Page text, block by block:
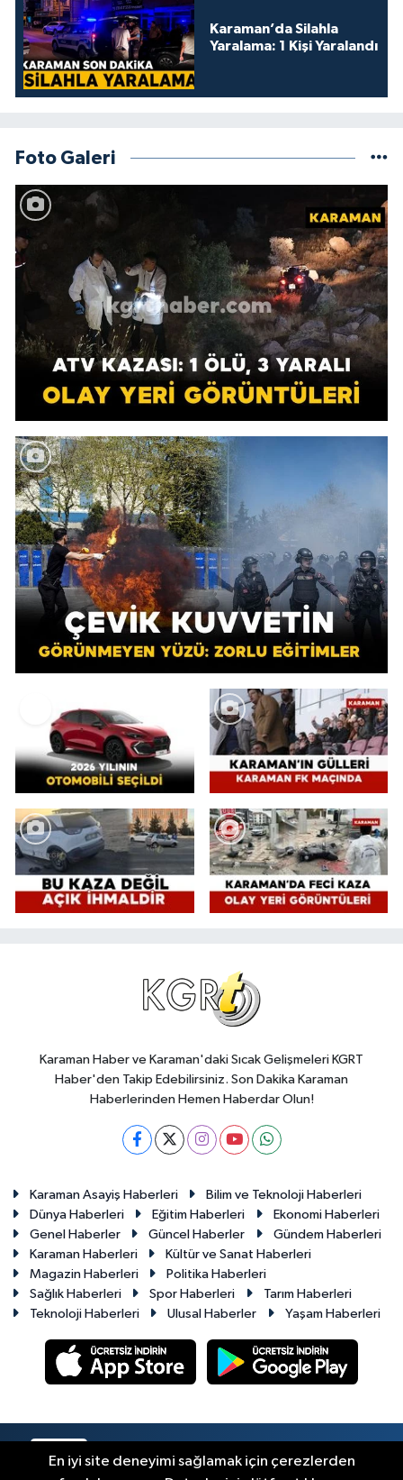
Karaman’da Silahla
Yaralama: 1 Kişi Yaralandı
Foto Galeri
Karaman Haber ve Karaman'daki Sıcak Gelişmeleri KGRT
Haber'den Takip Edebilirsiniz. Son Dakika Karaman
Haberlerinden Hemen Haberdar Olun!
Karaman Asayiş Haberleri
Bilim ve Teknoloji Haberleri
Dünya Haberleri
Eğitim Haberleri
Ekonomi Haberleri
Genel Haberler
Güncel Haberler
Gündem Haberleri
Karaman Haberleri
Kültür ve Sanat Haberleri
Magazin Haberleri
Politika Haberleri
Sağlık Haberleri
Spor Haberleri
Tarım Haberleri
Teknoloji Haberleri
Ulusal Haberler Yaşam Haberleri
En iyi site deneyimi sağlamak için çerezlerden